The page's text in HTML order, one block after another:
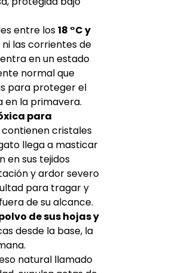
entre los18 °C y
ni las corrientes de
en un estado
normal que
para proteger el
en la primavera.
para
contienen cristales
llega a masticar
en sus tejidos
y ardor severo
para tragar y
de su alcance.
de sus hojas y
desde la base, la
natural llamado